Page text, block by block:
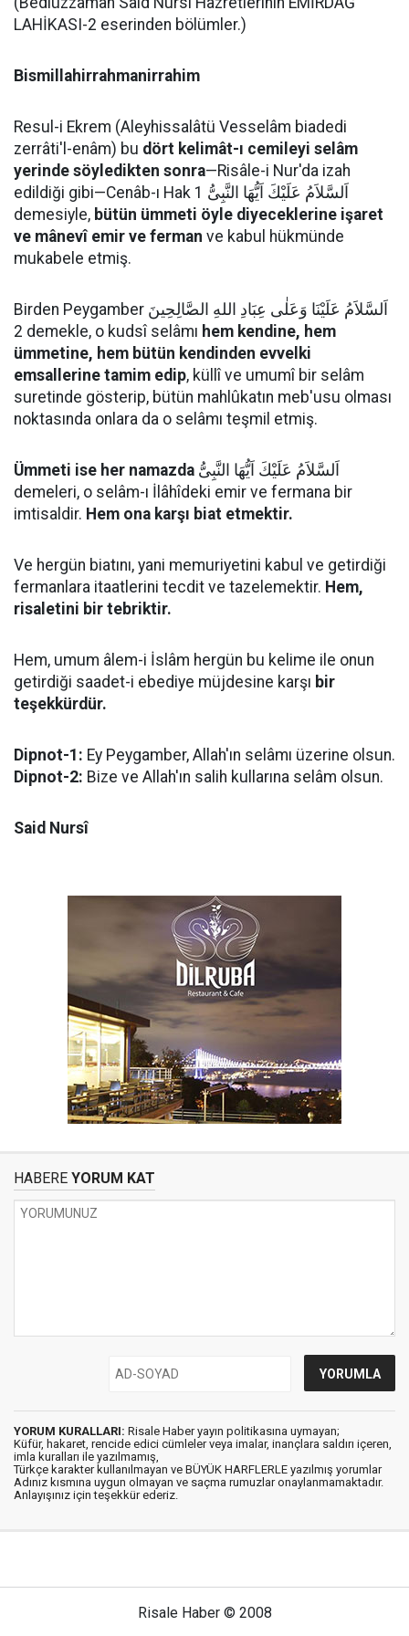
LAHİKASI-2 eserinden bölümler.)
Bismillahirrahmanirrahim
Resul-i Ekrem (Aleyhissalâtü Vesselâm biadedi
zerrâti'l-enâm) bu dört kelimât-ı cemileyi selâm
yerinde söyledikten sonra—Risâle-i Nur'da izah
edildiği gibi—Cenâb-ı Hak اَلسَّلاَمُ عَلَيْكَ اَيُّهَا النَّبِىُّ 1
demesiyle, bütün ümmeti öyle diyeceklerine işaret
ve mânevî emir ve ferman ve kabul hükmünde
mukabele etmiş.
Birden Peygamber اَلسَّلاَمُ عَلَيْنَا وَعَلٰى عِبَادِ اللهِ الصَّالِحِينَ
2 demekle, o kudsî selâmı hem kendine, hem
ümmetine, hem bütün kendinden evvelki
emsallerine tamim edip, küllî ve umumî bir selâm
suretinde gösterip, bütün mahlûkatın meb'usu olması
noktasında onlara da o selâmı teşmil etmiş.
Ümmeti ise her namazda
demeleri, o selâm-ı İlâhîdeki emir ve fermana bir
imtisaldir. Hem ona karşı biat etmektir.
Ve hergün biatını, yani memuriyetini kabul ve getirdiği
fermanlara itaatlerini tecdit ve tazelemektir. Hem,
risaletini bir tebriktir.
Hem, umum âlem-i İslâm hergün bu kelime ile onun
getirdiği saadet-i ebediye müjdesine karşı bir
teşekkürdür.
Dipnot-1: Ey Peygamber, Allah'ın selâmı üzerine olsun.
Dipnot-2: Bize ve Allah'ın salih kullarına selâm olsun.
Said Nursî
HABERE YORUM KAT
YORUM KURALLARI: Risale Haber yayın politikasına uymayan;
Küfür, hakaret, rencide edici cümleler veya imalar, inançlara saldırı içeren,
imla kuralları ile yazılmamış,
Türkçe karakter kullanılmayan ve BÜYÜK HARFLERLE yazılmış yorumlar
Adınız kısmına uygun olmayan ve saçma rumuzlar onaylanmamaktadır.
Anlayışınız için teşekkür ederiz.
Risale Haber © 2008